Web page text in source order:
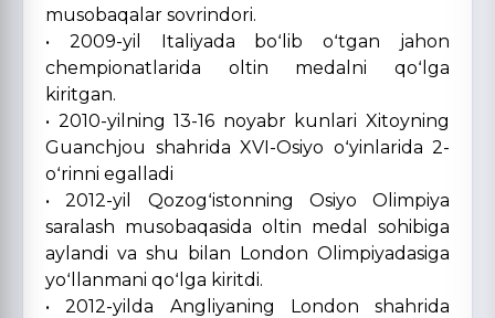
musobaqalar sovrindori.
• 2009-yil Italiyada boʻlib oʻtgan jahon
chempionatlarida oltin medalni qoʻlga
kiritgan.
• 2010-yilning 13-16 noyabr kunlari Xitoyning
Guanchjou shahrida XVI-Osiyo oʻyinlarida 2-
oʻrinni egalladi
• 2012-yil Qozogʻistonning Osiyo Olimpiya
saralash musobaqasida oltin medal sohibiga
aylandi va shu bilan London Olimpiyadasiga
yoʻllanmani qoʻlga kiritdi.
• 2012-yilda Angliyaning London shahrida